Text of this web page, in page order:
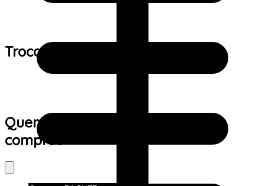
Trocas e devoluções:
Quem viu este produto também
comprou